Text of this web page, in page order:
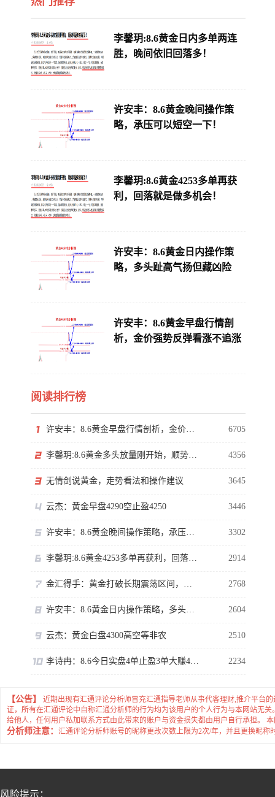
李馨玥:8.6黄金日内多单两连
胜，晚间依旧回落多！
许安丰：8.6黄金晚间操作策
略，承压可以短空一下！
李馨玥:8.6黄金4253多单再获
利，回落就是做多机会！
许安丰：8.6黄金日内操作策
略，多头趾高气扬但藏凶险
许安丰：8.6黄金早盘行情剖
析，金价强势反弹看涨不追涨
阅读排行榜
许安丰：8.6黄金早盘行情剖析，金价强势反弹看涨不追涨 6705
李馨玥:8.6黄金多头放量刚开始，顺势看涨勿猜顶！ 4356
无情剑说黄金，走势看法和操作建议 3645
云杰：黄金早盘4290空止盈4250 3446
许安丰：8.6黄金晚间操作策略，承压可以短空一下！ 3302
李馨玥:8.6黄金4253多单再获利，回落就是做多机会！ 2914
金汇得手：黄金打破长期震荡区间，多头行情正式拉开序幕 2768
许安丰：8.6黄金日内操作策略，多头趾高气扬但藏凶险 2604
云杰：黄金白盘4300高空等非农 2510
李诗冉：8.6今日实盘4单止盈3单大赚480点，晚间黄金回踩继续多。 2234
【公告】
近期出现有汇通评论分析师冒充汇通指导老师从事代客理财,推介平台
证，所有在汇通评论中自称汇通分析师的行为均为该用户的个人行为与本网站无
给他人，任何用户私加联系方式由此带来的账户与资金损失都由用户自行承担。
分析师注意： 汇通评论分析师账号的昵称更改次数上限为2次/年，并且更换昵称
风险提示：